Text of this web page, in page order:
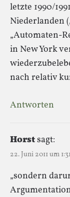
letzte 1990/
Niederlanden
„Automaten-
in New York
nach relativ
Antworten
Horstsagt:
22. Juni 2011 um
„sondern